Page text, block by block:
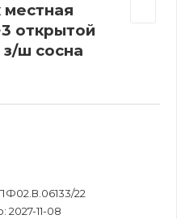
открытой
з/ш сосна
22
2027-11-08